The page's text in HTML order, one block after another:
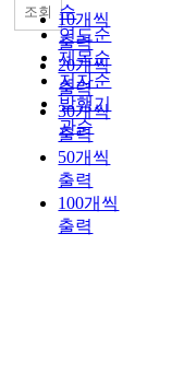
순
연도순
제목순
저자순
발행기
관순
10개씩
출력
20개씩
출력
30개씩
출력
50개씩
출력
100개씩
출력
조회